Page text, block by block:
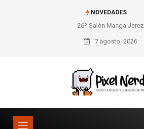
NOVEDADES
26º Salón Manga Jerez
7 agosto, 2026